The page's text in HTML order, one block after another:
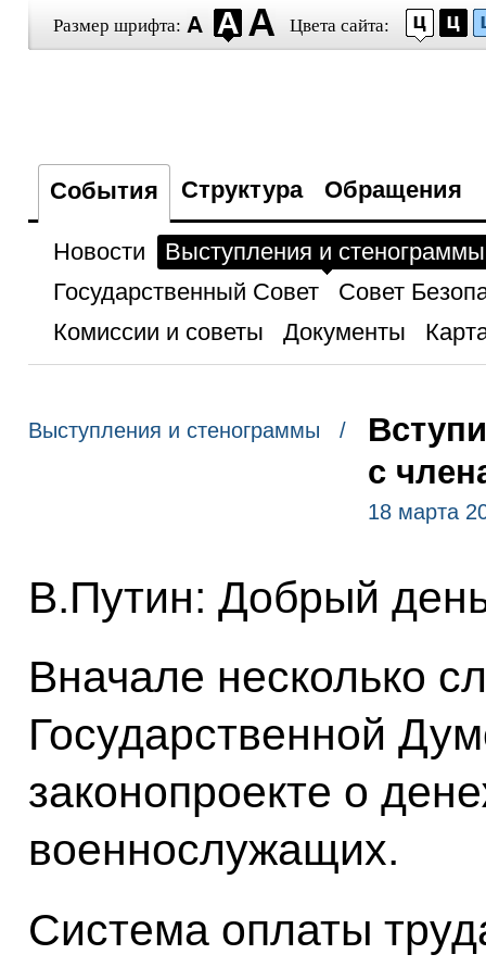
Размер шрифта: Цвета сайта:
События Структура Обращения
Новости
Выступления и стенограммы
Государственный Совет
Совет
Комиссии и советы
Документы
Выступления и стенограммы /
с
18 марта
В.Путин: Добрый
Вначале несколько
Государственной
законопроекте о
военнослужащих.
Система оплаты